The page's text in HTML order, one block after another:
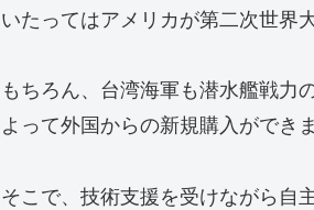
いたってはアメリカが第二次世界
もちろん、台湾海軍も潜水艦戦力
よって外国からの新規購入ができ
そこで、技術支援を受けながら自